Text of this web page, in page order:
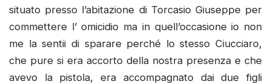
situato presso l’abitazione di Torcasio Giuseppe per
commettere l’ omicidio ma in quell’occasione io non
me la sentii di sparare perché lo stesso Ciucciaro,
che pure si era accorto della nostra presenza e che
avevo la pistola, era accompagnato dai due figli